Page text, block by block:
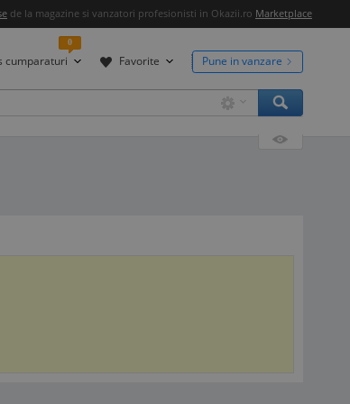
de la magazine si vanzatori profesionisti in Okazii.ro Marketplace
cumparaturi
0
Favorite Pune in vanzare